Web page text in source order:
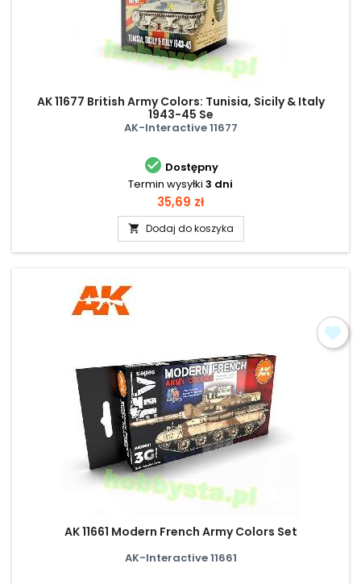
AK 11677 British Army Colors: Tunisia, Sicily & Italy
1943-45 Se
AK-Interactive 11677
 Dostępny
Termin wysyłki 3 dni
Cena
35,69 zł
 Dodaj do koszyka
AK 11661 Modern French Army Colors Set
AK-Interactive 11661